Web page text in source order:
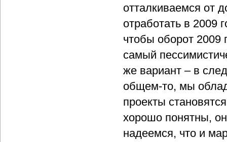
отталкиваемся от
отработать в 2009
чтобы оборот 2009
самый
же вариант – в
общем-то, мы
проекты
хорошо понятны,
надеемся, что и